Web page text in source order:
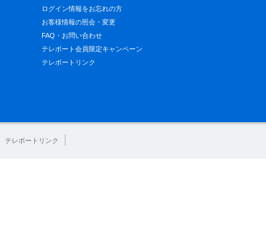
ログイン情報をお忘れの方
お客様情報の照会・変更
FAQ・お問い合わせ
テレボート会員限定キャンペーン
テレボートリンク
テレボートリンク